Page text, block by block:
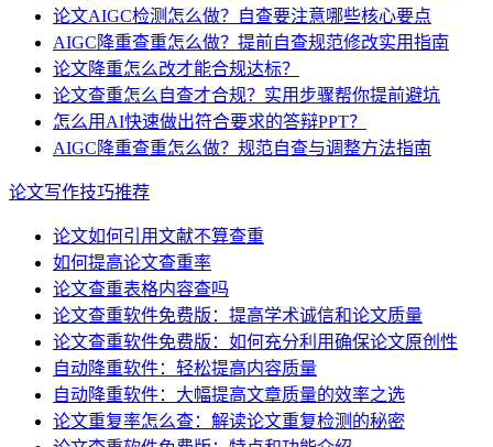
论文AIGC检测怎么做？自查要注意哪些核心要点
AIGC降重查重怎么做？提前自查规范修改实用指南
论文降重怎么改才能合规达标？
论文查重怎么自查才合规？实用步骤帮你提前避坑
怎么用AI快速做出符合要求的答辩PPT？
AIGC降重查重怎么做？规范自查与调整方法指南
论文写作技巧推荐
论文如何引用文献不算查重
如何提高论文查重率
论文查重表格内容查吗
论文查重软件免费版：提高学术诚信和论文质量
论文查重软件免费版：如何充分利用确保论文原创性
自动降重软件：轻松提高内容质量
自动降重软件：大幅提高文章质量的效率之选
论文重复率怎么查：解读论文重复检测的秘密